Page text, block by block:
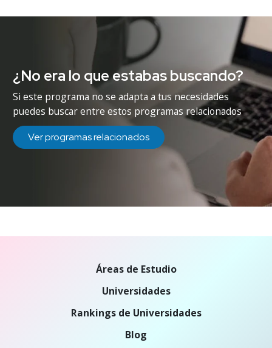
¿No era lo que estabas buscando?
Si este programa no se adapta a tus necesidades
puedes buscar entre estos programas relacionados
Ver programas relacionados
Áreas de Estudio
Universidades
Rankings de Universidades
Blog